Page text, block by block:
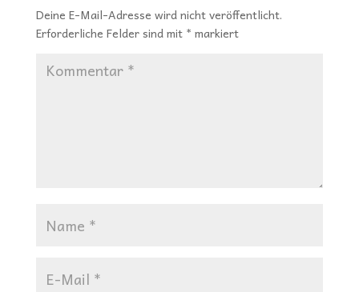
Deine E-Mail-Adresse wird nicht veröffentlicht.
Erforderliche Felder sind mit * markiert